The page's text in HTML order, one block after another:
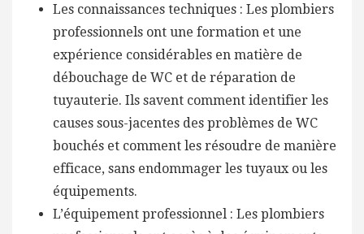
Les connaissances techniques : Les plombiers
professionnels ont une formation et une
expérience considérables en matière de
débouchage de WC et de réparation de
tuyauterie. Ils savent comment identifier les
causes sous-jacentes des problèmes de WC
bouchés et comment les résoudre de manière
efficace, sans endommager les tuyaux ou les
équipements.
L’équipement professionnel : Les plombiers